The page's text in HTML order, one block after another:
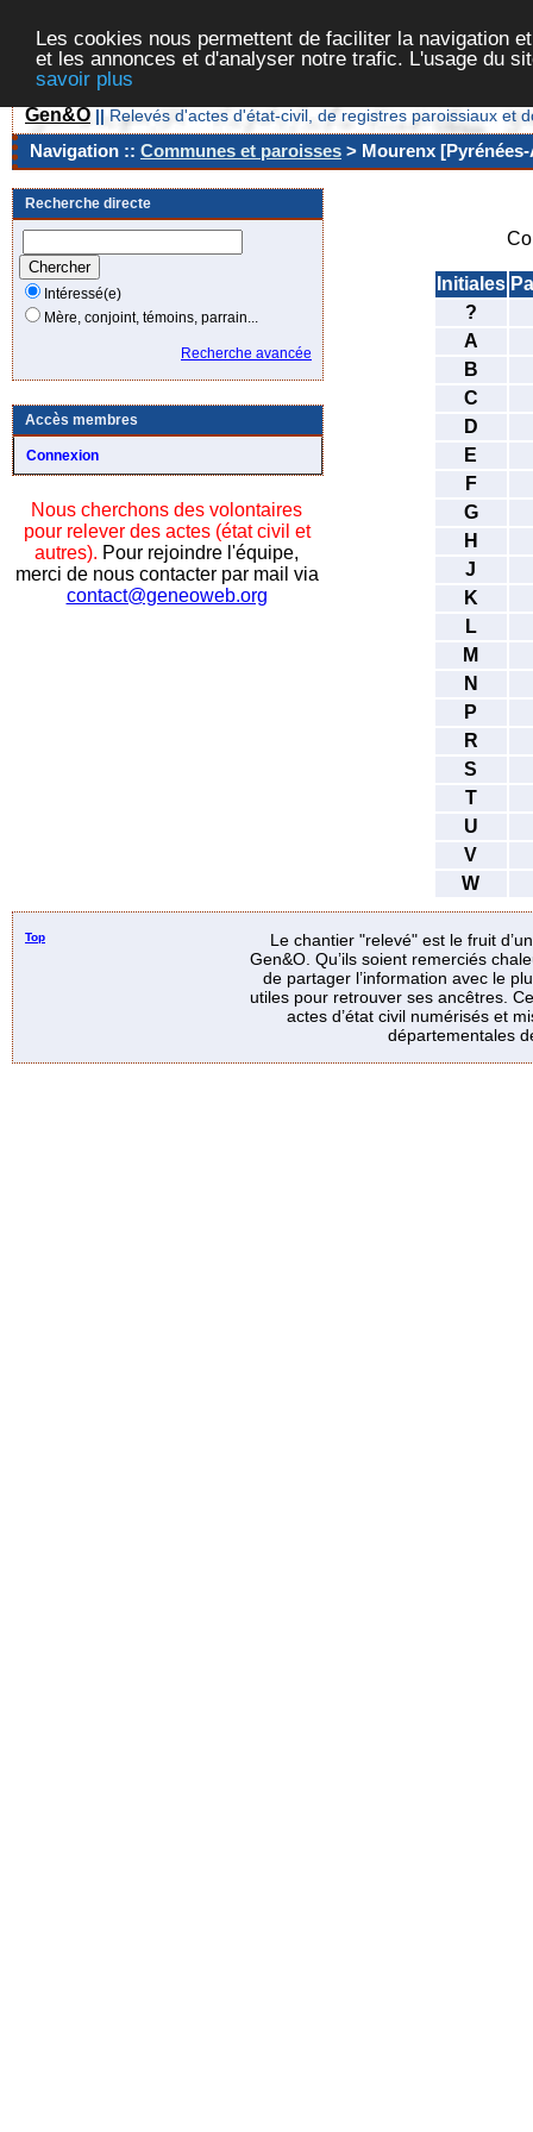
Les cookies nous permettent de faciliter la navigation
et les annonces et d'analyser notre trafic. L'usage du
savoir plus
Gen&O || Relevés d'actes d'état-civil, de registres paroissiaux et
Navigation :: Communes et paroisses > Mourenx
Recherche directe
Intéressé(e)
Mère, conjoint, témoins, parrain...
Recherche avancée
Accès membres
Connexion
Nous cherchons des volontaires
pour relever des actes (état civil et
autres). Pour rejoindre l'équipe,
merci de nous contacter par mail via
contact@geneoweb.org
Initiales
?
A
B
C
D
E
F
G
H
J
K
L
M
N
P
R
S
T
U
V
W
Top
Le chantier "relevé" est le fruit
Gen&O. Qu’ils soient remerciés
de partager l’information avec le
utiles pour retrouver ses ancêtres.
actes d’état civil numérisés et
départementales